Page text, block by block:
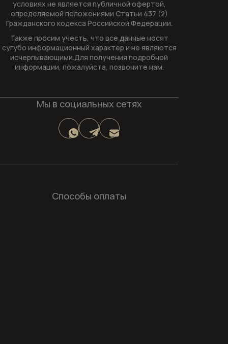
условиях не является публичной офертой,
определяемой положениями Статьи 437 (2)
Гражданского кодекса Российской Федерации.
Также просим учесть, что все данные носят
сугубо информационный характер и не являются
исчерпывающими.Для получения подробной
информации, пожалуйста, позвоните нам.
Мы в социальных сетях
Способы оплаты